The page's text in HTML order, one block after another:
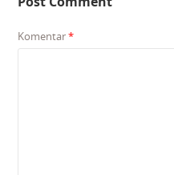
Komentar*